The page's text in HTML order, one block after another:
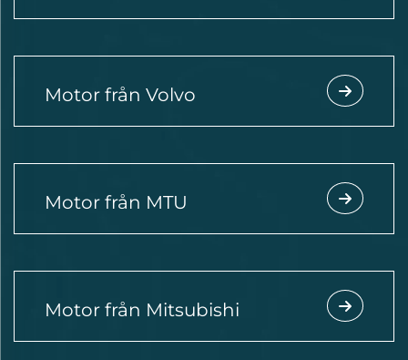
Motor från Volvo
Motor från MTU
Motor från Mitsubishi